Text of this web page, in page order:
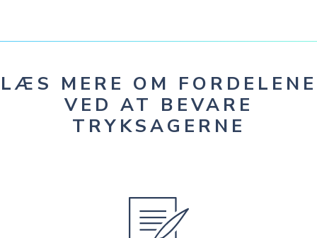
LÆS MERE OM FORDELENE
VED AT BEVARE
TRYKSAGERNE